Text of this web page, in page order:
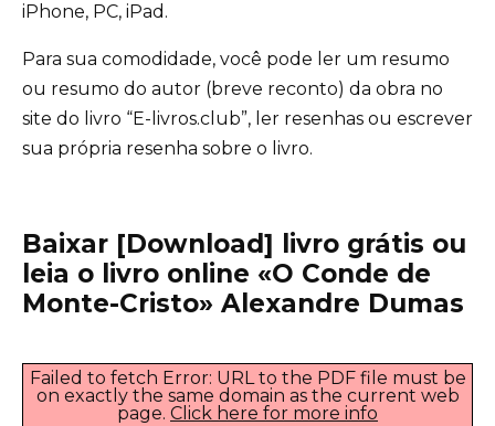
iPhone, PC, iPad.
Para sua comodidade, você pode ler um resumo
ou resumo do autor (breve reconto) da obra no
site do livro “E-livros.club”, ler resenhas ou escrever
sua própria resenha sobre o livro.
Baixar [Download] livro grátis ou
leia o livro online «O Conde de
Monte-Cristo» Alexandre Dumas
Failed to fetch Error: URL to the PDF file must be
on exactly the same domain as the current web
page. Click here for more info